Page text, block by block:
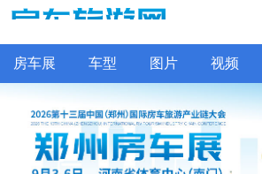
房车展 车型 图片 视频